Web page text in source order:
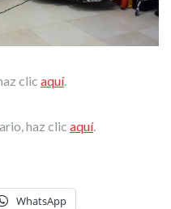
clic aquí.
haz clic aquí.
WhatsApp